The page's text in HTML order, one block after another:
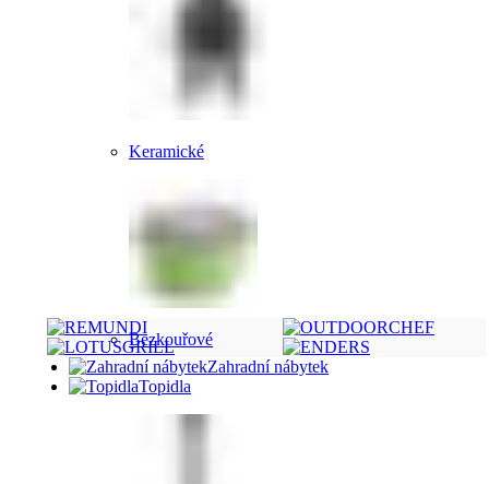
Keramické
Bezkouřové
Zahradní nábytek
Topidla